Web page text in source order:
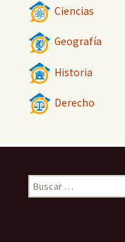
Ciencias
Geografía
Historia
Derecho
Buscar: